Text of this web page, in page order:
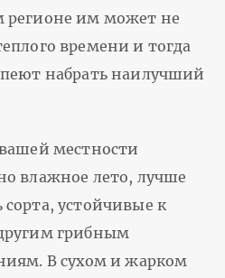
регионе им может не
времени и тогда
набрать наилучший
местности
влажное лето, лучше
сорта, устойчивые к
грибным
В сухом и жарком